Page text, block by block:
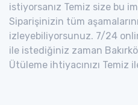
istiyorsanız Temiz size bu
Siparişinizin tüm
izleyebiliyorsunuz. 7/24
ile istediğiniz zaman
Ütüleme ihtiyacınızı Temiz